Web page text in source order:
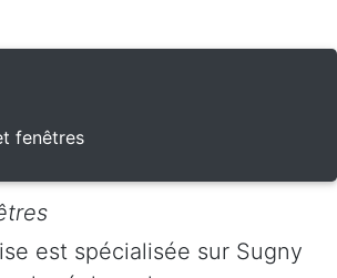
fenêtres
est spécialisée sur Sugny